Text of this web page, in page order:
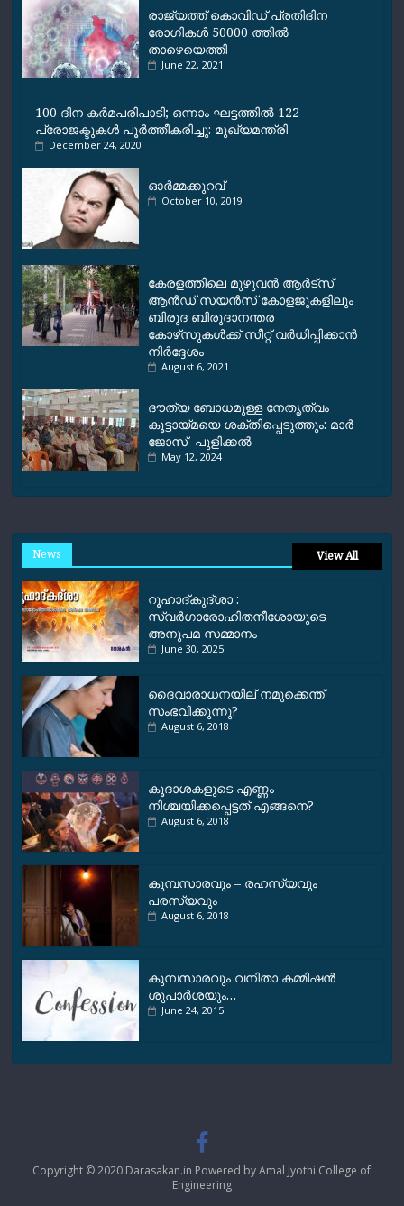
k
p
m
k
രാജ്യത്ത് കൊവിഡ് പ്രതിദിന
രോഗികള്‍ 50000 ത്തില്‍
താഴെയെത്തി
June 22, 2021
100 ദിന കര്‍മപരിപാടി; ഒന്നാം ഘട്ടത്തില്‍ 122
പ്രോജക്ടുകള്‍ പൂര്‍ത്തീകരിച്ചു: മുഖ്യമന്ത്രി
December 24, 2020
ഓർമ്മക്കുറവ്
October 10, 2019
കേരളത്തിലെ മുഴുവൻ ആര്‍ട്‌സ്
ആന്‍ഡ് സയന്‍സ് കോളജുകളിലും
ബിരുദ ബിരുദാനന്തര
കോഴ്‌സുകള്‍ക്ക് സീറ്റ് വര്‍ധിപ്പിക്കാന്‍
നിര്‍ദ്ദേശം
August 6, 2021
ദൗത്യ ബോധമുള്ള നേതൃത്വം
കൂട്ടായ്മയെ ശക്തിപ്പെടുത്തും: മാർ
ജോസ് പുളിക്കൽ
May 12, 2024
News View All
റൂഹാദ്‌കുദ്‌ശാ :
സ്വർഗാരോഹിതനീശോയുടെ
അനുപമ സമ്മാനം
June 30, 2025
ദൈവാരാധനയില് നമുക്കെന്ത്
സംഭവിക്കുന്നു?
August 6, 2018
കൂദാശകളുടെ എണ്ണം
നിശ്ചയിക്കപ്പെട്ടത് എങ്ങനെ?
August 6, 2018
കുമ്പസാരവും – രഹസ്യവും
പരസ്യവും
August 6, 2018
കുമ്പസാരവും വനിതാ കമ്മിഷന്‍
ശുപാര്‍ശയും…
June 24, 2015
Copyright © 2020 Darasakan.in Powered by Amal Jyothi College of
Engineering